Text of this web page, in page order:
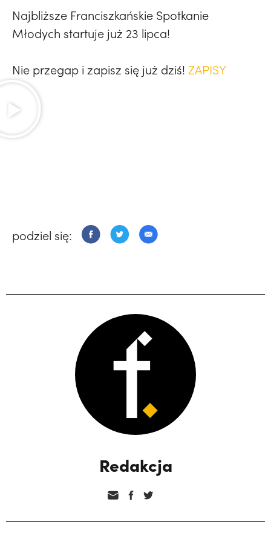
Najbliższe Franciszkańskie Spotkanie
Młodych startuje już 23 lipca!
Nie przegap i zapisz się już dziś! ZAPISY
podziel się:
Redakcja